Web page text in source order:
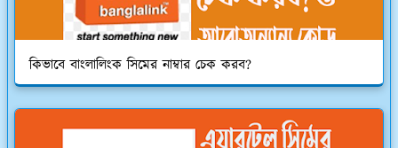
কিভাবে বাংলালিংক সিমের নাম্বার চেক করব?